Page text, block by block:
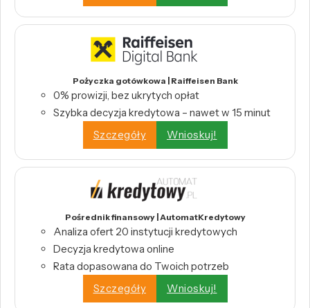
Pożyczka gotówkowa | Raiffeisen Bank
0% prowizji, bez ukrytych opłat
Szybka decyzja kredytowa – nawet w 15 minut
Szczegóły
Wnioskuj!
Pośrednik finansowy | AutomatKredytowy
Analiza ofert 20 instytucji kredytowych
Decyzja kredytowa online
Rata dopasowana do Twoich potrzeb
Szczegóły
Wnioskuj!